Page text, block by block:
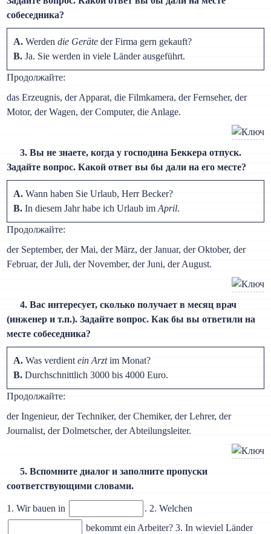
собеседника?
A. Werdendie Geräte der Firma gern gekauft?
B. Ja. Sie werden in viele Länder ausgeführt.
Продолжайте:
das Erzeugnis, der Apparat, die Filmkamera, der Fernseher, der
Motor, der Wagen, der Computer, die Anlage.
3. Вы не знаете, когда у господина Беккера отпуск.
Задайте вопрос. Какой ответ вы бы дали на его месте?
A. Wann haben Sie Urlaub, Herr Becker?
B. In diesem Jahr habe ich Urlaub imApril.
Продолжайте:
der September, der Mai, der März, der Januar, der Oktober, der
Februar, der Juli, der November, der Juni, der August.
4. Вас интересует, сколько получает в месяц врач
(инженер и т.п.). Задайте вопрос. Как бы вы ответили на
месте собеседника?
A. Was verdientein Arztim Monat?
B. Durchschnittlich 3000 bis 4000 Euro.
Продолжайте:
der Ingenieur, der Techniker, der Chemiker, der Lehrer, der
Journalist, der Dolmetscher, der Abteilungsleiter.
5. Вспомните диалог и заполните пропуски
соответствующими словами.
1. Wir bauen in
. 2. Welchen
bekommt ein Arbeiter? 3. In wieviel Länder